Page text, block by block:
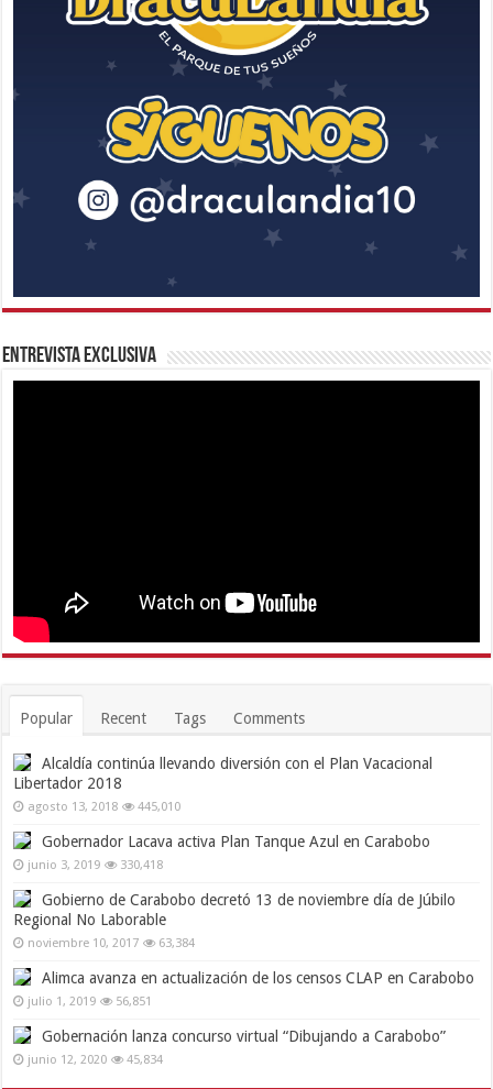
Entrevista Exclusiva
Popular Recent Tags Comments
Alcaldía continúa llevando diversión con el Plan Vacacional
Libertador 2018
agosto 13, 2018 445,010
Gobernador Lacava activa Plan Tanque Azul en Carabobo
junio 3, 2019 330,418
Gobierno de Carabobo decretó 13 de noviembre día de Júbilo
Regional No Laborable
noviembre 10, 2017 63,384
Alimca avanza en actualización de los censos CLAP en Carabobo
julio 1, 2019 56,851
Gobernación lanza concurso virtual “Dibujando a Carabobo”
junio 12, 2020 45,834